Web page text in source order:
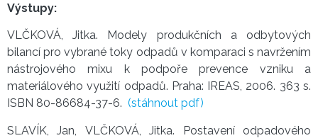
Výstupy:
VLČKOVÁ, Jitka. Modely produkčních a odbytových
bilancí pro vybrané toky odpadů v komparaci s navržením
nástrojového mixu k podpoře prevence vzniku a
materiálového využití odpadů. Praha: IREAS, 2006. 363 s.
ISBN 80-86684-37-6. (stáhnout pdf)
SLAVÍK, Jan, VLČKOVÁ, Jitka. Postavení odpadového